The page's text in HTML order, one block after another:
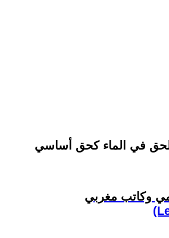
في الماء كحق أساسي
وكاتب مغربي